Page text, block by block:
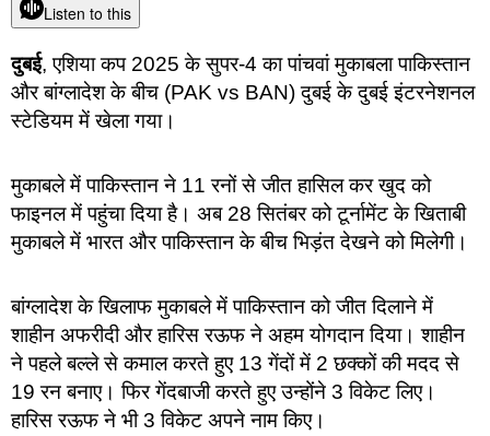
Listen to this
दुबई, एशिया कप 2025 के सुपर-4 का पांचवां मुकाबला पाकिस्तान
और बांग्लादेश के बीच (PAK vs BAN) दुबई के दुबई इंटरनेशनल
स्टेडियम में खेला गया।
मुकाबले में पाकिस्तान ने 11 रनों से जीत हासिल कर खुद को
फाइनल में पहुंचा दिया है। अब 28 सितंबर को टूर्नामेंट के खिताबी
मुकाबले में भारत और पाकिस्तान के बीच भिड़ंत देखने को मिलेगी।
बांग्लादेश के खिलाफ मुकाबले में पाकिस्तान को जीत दिलाने में
शाहीन अफरीदी और हारिस रऊफ ने अहम योगदान दिया। शाहीन
ने पहले बल्ले से कमाल करते हुए 13 गेंदों में 2 छक्कों की मदद से
19 रन बनाए। फिर गेंदबाजी करते हुए उन्होंने 3 विकेट लिए।
हारिस रऊफ ने भी 3 विकेट अपने नाम किए।